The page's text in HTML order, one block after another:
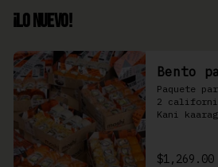
¡Lo Nuevo!
Bento
Paquete
2
Kani
$1,269.00